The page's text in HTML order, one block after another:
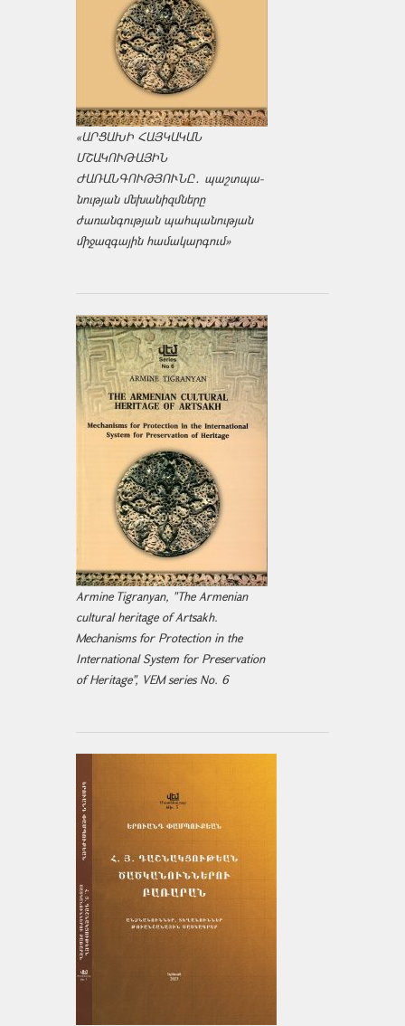
«ԱՐՑԱԽԻ ՀԱՅԿԱԿԱՆ
ՄՇԱԿՈՒԹԱՅԻՆ
ԺԱՌԱՆԳՈՒԹՅՈՒՆԸ․ պաշտպա­
նության մեխանիզմները
ժառանգության պահպանության
միջազ­գային համակարգում»
Armine Tigranyan, "The Armenian
cultural heritage of Artsakh.
Mechanisms for Protection in the
International System for Preservation
of Heritage", VEM series No. 6